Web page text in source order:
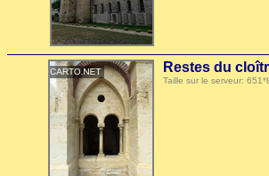
Restes du
Taille sur le serveur: